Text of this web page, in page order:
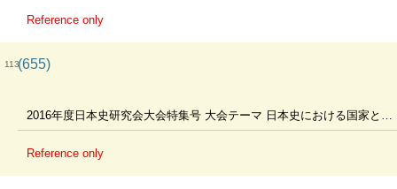
Reference only
113(655)
2016年度日本史研究会大会特集号 大会テーマ 日本史における国家と戦争
Reference only